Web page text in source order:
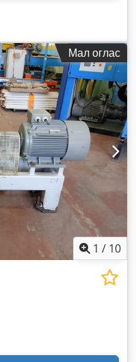
Мал оглас
1 / 10